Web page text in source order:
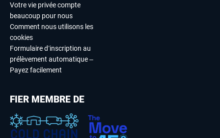
Votre vie privée compte
beaucoup pour nous
Comment nous utilisons les
cookies
Formulaire d’inscription au
prélèvement automatique –
Payez facilement
FIER MEMBRE DE